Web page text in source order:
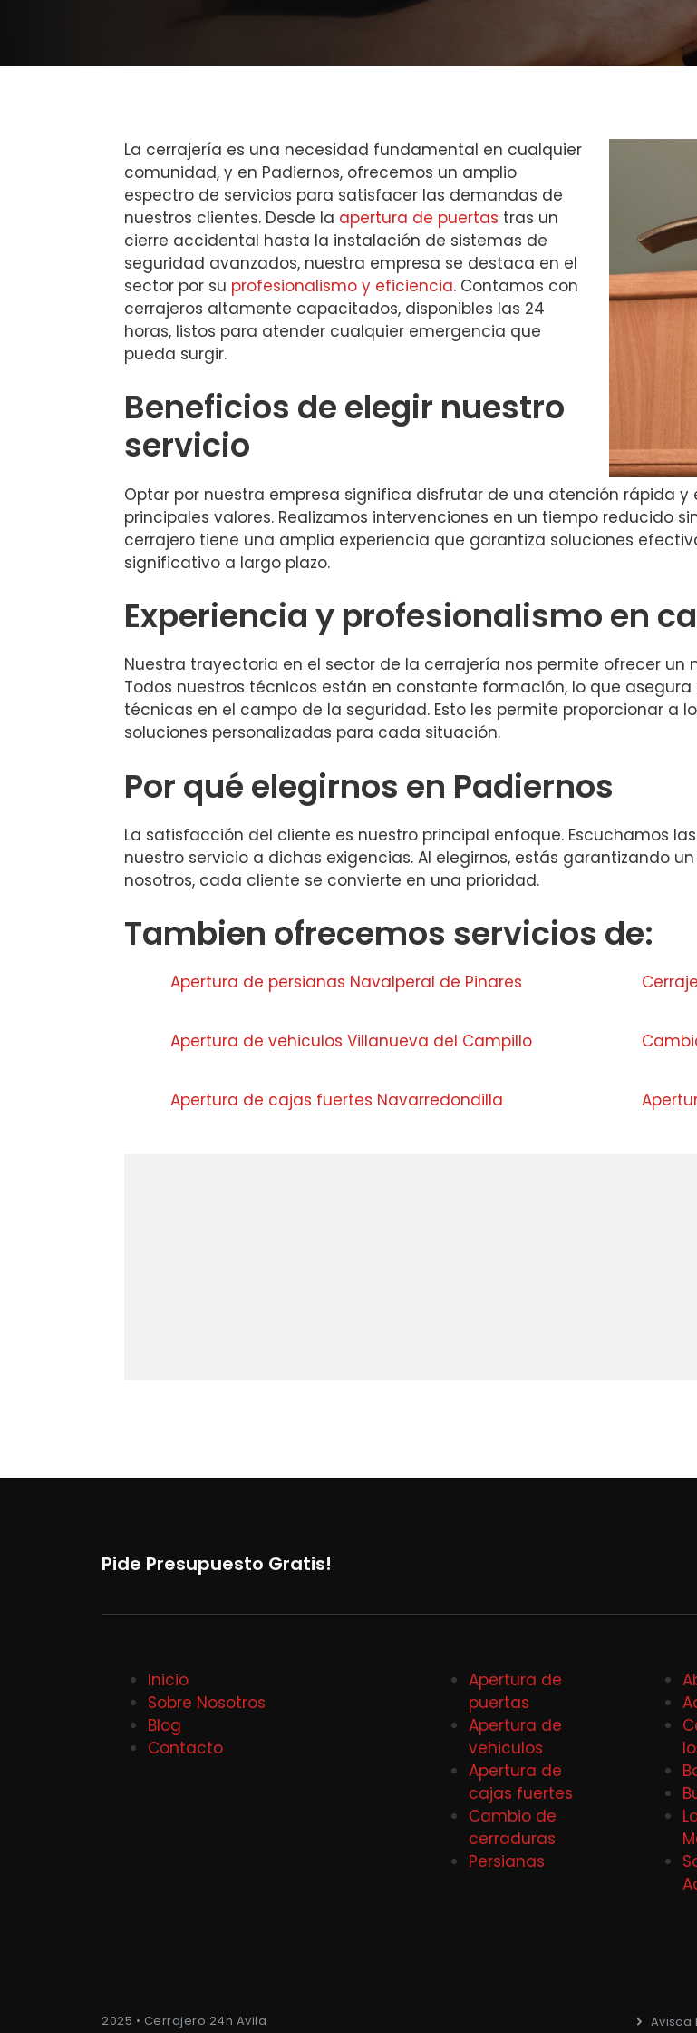
La cerrajería es una necesidad fundamental en cualquier
comunidad, y en Padiernos, ofrecemos un amplio
espectro de servicios para satisfacer las demandas de
nuestros clientes. Desde la apertura de puertas tras un
cierre accidental hasta la instalación de sistemas de
seguridad avanzados, nuestra empresa se destaca en el
sector por su profesionalismo y eficiencia. Contamos con
cerrajeros altamente capacitados, disponibles las 24
horas, listos para atender cualquier emergencia que
pueda surgir.
Beneficios de elegir nuestro
servicio
Optar por nuestra empresa significa disfrutar de una atención rápida y
principales valores. Realizamos intervenciones en un tiempo reducido
cerrajero tiene una amplia experiencia que garantiza soluciones
significativo a largo plazo.
Experiencia y profesionalismo en
Nuestra trayectoria en el sector de la cerrajería nos permite ofrecer un
Todos nuestros técnicos están en constante formación, lo que
técnicas en el campo de la seguridad. Esto les permite proporcionar a
soluciones personalizadas para cada situación.
Por qué elegirnos en Padiernos
La satisfacción del cliente es nuestro principal enfoque. Escuchamos
nuestro servicio a dichas exigencias. Al elegirnos, estás garantizando
nosotros, cada cliente se convierte en una prioridad.
Tambien ofrecemos servicios de:
Apertura de persianas Navalperal de Pinares
Apertura de vehiculos Villanueva del Campillo
Apertura de cajas fuertes Navarredondilla
Pide Presupuesto Gratis!
Inicio
Sobre Nosotros
Blog
Contacto
Apertura de
puertas
Apertura de
vehiculos
Apertura de
cajas fuertes
Cambio de
cerraduras
Persianas
2025 • Cerrajero 24h Avila Avisoa